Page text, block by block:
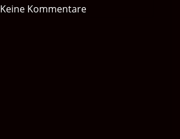
Keine Kommentare